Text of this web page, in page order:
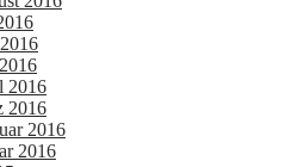
2016
2016
2016
2016